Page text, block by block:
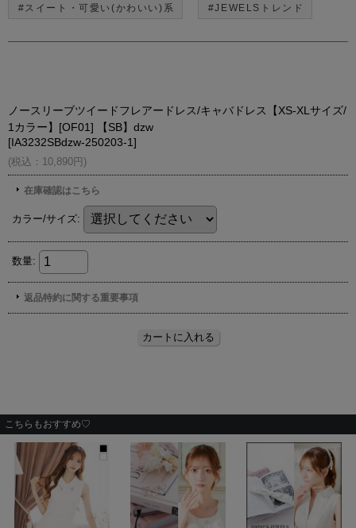
#スイート・可愛い(かわいい)系 #JEWELSトレンド
こちらもおすすめ♡